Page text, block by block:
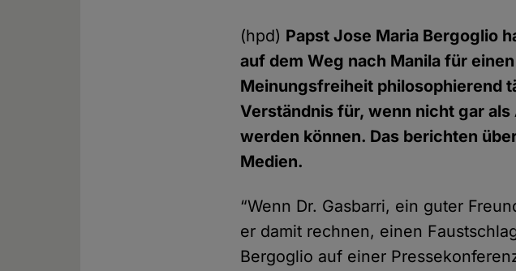
(hpd) Papst Jose Maria Bergoglio
auf dem Weg nach Manila für
Meinungsfreiheit philosophierend
Verständnis für, wenn nicht gar
werden können. Das berichten
Medien.
“Wenn Dr. Gasbarri, ein guter
er damit rechnen, einen
Bergoglio auf einer